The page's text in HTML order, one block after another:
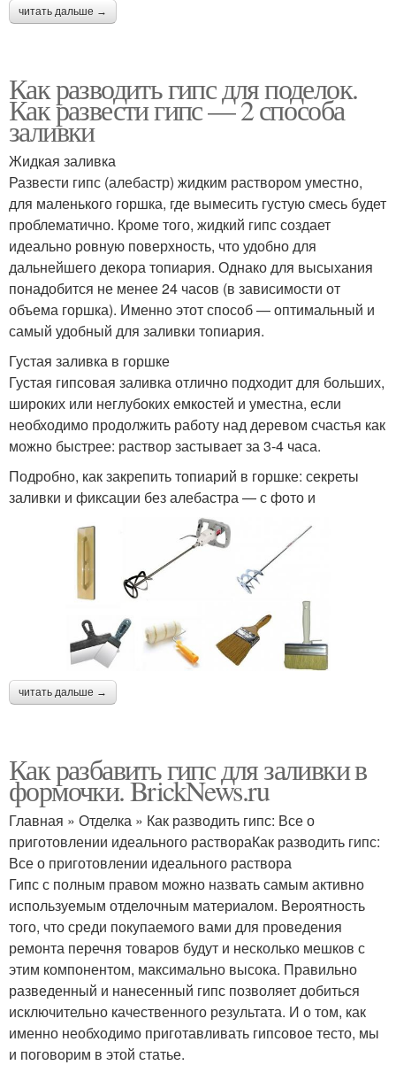
читать дальше →
Как разводить гипс для поделок.
Как развести гипс — 2 способа
заливки
Жидкая заливка
Развести гипс (алебастр) жидким раствором уместно,
для маленького горшка, где вымесить густую смесь будет
проблематично. Кроме того, жидкий гипс создает
идеально ровную поверхность, что удобно для
дальнейшего декора топиария. Однако для высыхания
понадобится не менее 24 часов (в зависимости от
объема горшка). Именно этот способ — оптимальный и
самый удобный для заливки топиария.
Густая заливка в горшке
Густая гипсовая заливка отлично подходит для больших,
широких или неглубоких емкостей и уместна, если
необходимо продолжить работу над деревом счастья как
можно быстрее: раствор застывает за 3-4 часа.
Подробно, как закрепить топиарий в горшке: секреты
заливки и фиксации без алебастра — с фото и
читать дальше →
Как разбавить гипс для заливки в
формочки. BrickNews.ru
Главная » Отделка » Как разводить гипс: Все о
приготовлении идеального раствораКак разводить гипс:
Все о приготовлении идеального раствора
Гипс с полным правом можно назвать самым активно
используемым отделочным материалом. Вероятность
того, что среди покупаемого вами для проведения
ремонта перечня товаров будут и несколько мешков с
этим компонентом, максимально высока. Правильно
разведенный и нанесенный гипс позволяет добиться
исключительно качественного результата. И о том, как
именно необходимо приготавливать гипсовое тесто, мы
и поговорим в этой статье.